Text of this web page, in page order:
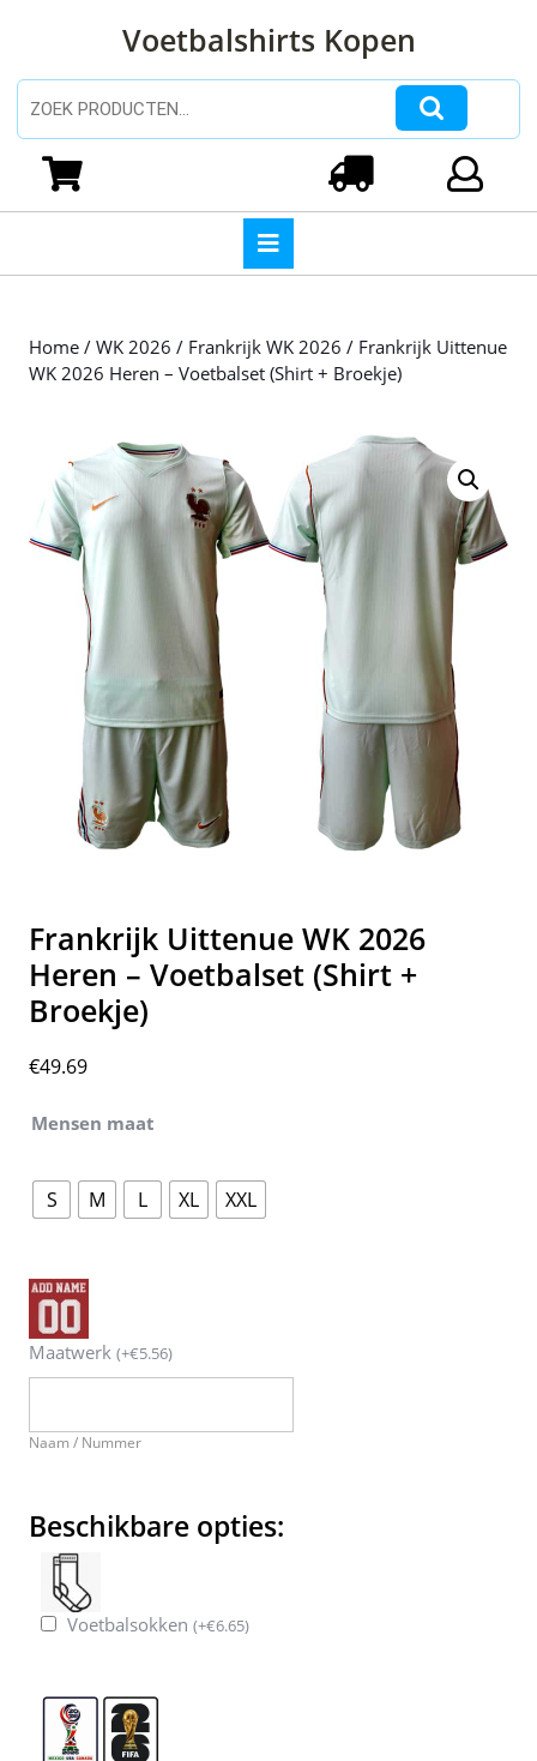
inhoud
Voetbalshirts Kopen
Zoeken naar:
Home / WK 2026 / Frankrijk WK 2026 / Frankrijk Uittenue
WK 2026 Heren – Voetbalset (Shirt + Broekje)
Frankrijk Uittenue WK 2026
Heren – Voetbalset (Shirt +
Broekje)
€49.69
Mensen maat
S M L XL XXL
Maatwerk (+€5.56)
Naam / Nummer
Beschikbare opties:
Voetbalsokken (+€6.65)